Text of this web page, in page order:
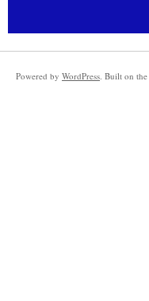
Powered by WordPress. Built on the